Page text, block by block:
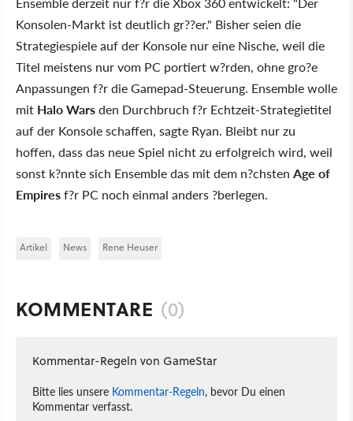
Konsolen-Markt ist deutlich gr??er." Bisher seien die
Strategiespiele auf der Konsole nur eine Nische, weil die
Titel meistens nur vom PC portiert w?rden, ohne gro?e
Anpassungen f?r die Gamepad-Steuerung. Ensemble wolle
mit Halo Warsden Durchbruch f?r Echtzeit-Strategietitel
auf der Konsole schaffen, sagte Ryan. Bleibt nur zu
hoffen, dass das neue Spiel nicht zu erfolgreich wird, weil
sonst k?nnte sich Ensemble das mit dem n?chsten Age of
Empiresf?r PC noch einmal anders ?berlegen.
Artikel News Rene Heuser
KOMMENTARE (0)
Kommentar-Regeln von GameStar
Bitte lies unsere Kommentar-Regeln, bevor Du einen
Kommentar verfasst.